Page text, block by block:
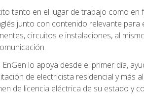
tanto en el lugar de trabajo como
junto con contenido relevante
circuitos e instalaciones, al
lo apoya desde el primer día,
de electricista residencial y más
de licencia eléctrica de su estado y